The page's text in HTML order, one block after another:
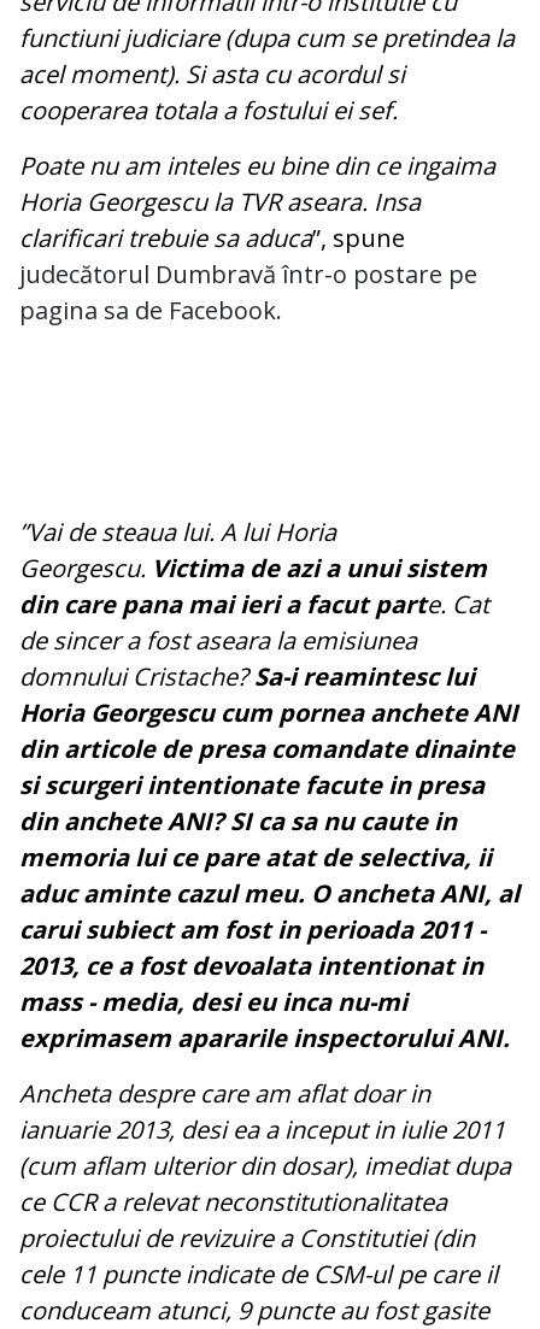
functiuni judiciare (dupa cum se pretindea la
acel moment). Si asta cu acordul si
cooperarea totala a fostului ei sef.
Poate nu am inteles eu bine din ce ingaima
Horia Georgescu la TVR aseara. Insa
clarificari trebuie sa aduca”, spune
judecătorul Dumbravă într-o postare pe
pagina sa de Facebook.
”Vai de steaua lui. A lui Horia
Georgescu. Victima de azi a unui sistem
din care pana mai ieri a facut parte. Cat
de sincer a fost aseara la emisiunea
domnului Cristache?Sa-i reamintesc lui
Horia Georgescu cum pornea anchete ANI
din articole de presa comandate dinainte
si scurgeri intentionate facute in presa
din anchete ANI? SI ca sa nu caute in
memoria lui ce pare atat de selectiva, ii
aduc aminte cazul meu. O ancheta ANI, al
carui subiect am fost in perioada 2011 -
2013, ce a fost devoalata intentionat in
mass - media, desi eu inca nu-mi
exprimasem apararile inspectorului ANI.
Ancheta despre care am aflat doar in
ianuarie 2013, desi ea a inceput in iulie 2011
(cum aflam ulterior din dosar), imediat dupa
ce CCR a relevat neconstitutionalitatea
proiectului de revizuire a Constitutiei (din
cele 11 puncte indicate de CSM-ul pe care il
conduceam atunci, 9 puncte au fost gasite